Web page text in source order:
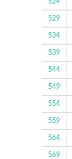
524
529
534
539
544
549
554
559
564
569